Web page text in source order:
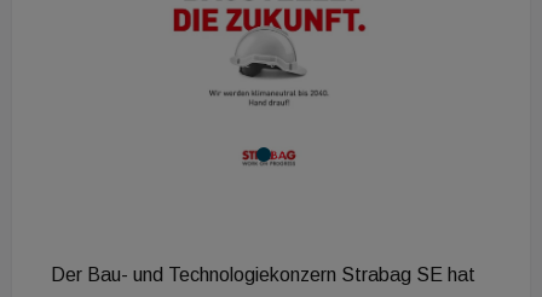
Der Bau- und Technologiekonzern Strabag SE hat